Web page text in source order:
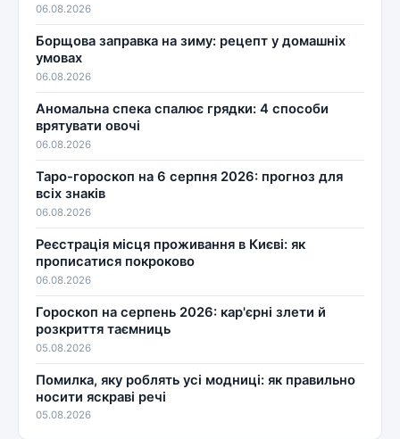
06.08.2026
Борщова заправка на зиму: рецепт у домашніх
умовах
06.08.2026
Аномальна спека спалює грядки: 4 способи
врятувати овочі
06.08.2026
Таро-гороскоп на 6 серпня 2026: прогноз для
всіх знаків
06.08.2026
Реєстрація місця проживання в Києві: як
прописатися покроково
06.08.2026
Гороскоп на серпень 2026: кар'єрні злети й
розкриття таємниць
05.08.2026
Помилка, яку роблять усі модниці: як правильно
носити яскраві речі
05.08.2026